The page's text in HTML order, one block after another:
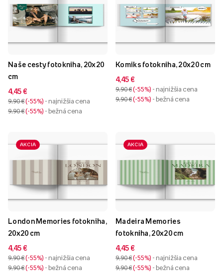
Naše cesty fotokniha, 20x20
cm
4,45 €
9,90 € -55% - najnižšia cena
9,90 € -55% - bežná cena
Komiks fotokniha, 20x20 cm
4,45 €
9,90 € -55% - najnižšia cena
9,90 € -55% - bežná cena
AKCIA
London Memories fotokniha,
20x20 cm
4,45 €
9,90 € -55% - najnižšia cena
9,90 € -55% - bežná cena
AKCIA
Madeira Memories
fotokniha, 20x20 cm
4,45 €
9,90 € -55% - najnižšia cena
9,90 € -55% - bežná cena